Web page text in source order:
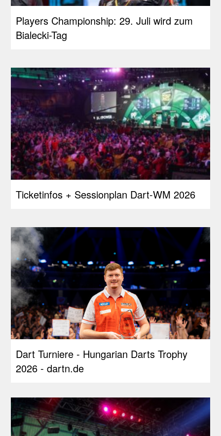
Players Championship: 29. Juli wird zum
Bialecki-Tag
Ticketinfos + Sessionplan Dart-WM 2026
Dart Turniere - Hungarian Darts Trophy
2026 - dartn.de